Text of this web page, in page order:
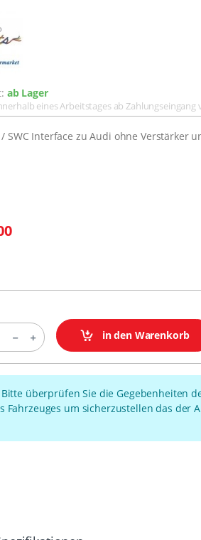
ab Lager
eines Arbeitstages ab Zahlungseingang
SWC Interface zu Audi ohne Verstärker
in den Warenkorb
überprüfen Sie die Gegebenheiten
Fahrzeuges um sicherzustellen das der